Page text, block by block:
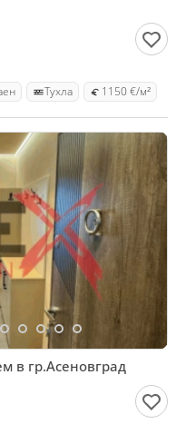
Тухла 1150 €/м²
в гр.Асеновград